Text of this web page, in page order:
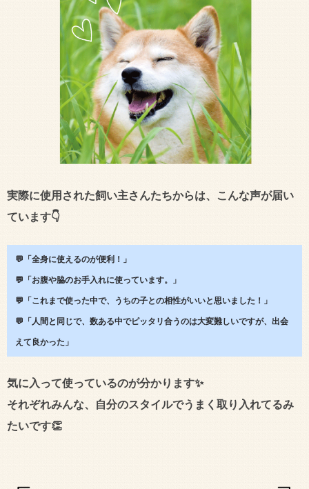
実際に使用された飼い主さんたちからは、こんな声が届い
ています👇
💬「全身に使えるのが便利！」
💬「お腹や脇のお手入れに使っています。」
💬「これまで使った中で、うちの子との相性がいいと思いました！」
💬「人間と同じで、数ある中でピッタリ合うのは大変難しいですが、出会
えて良かった」
気に入って使っているのが分かります✨
それぞれみんな、自分のスタイルでうまく取り入れてるみ
たいです👏